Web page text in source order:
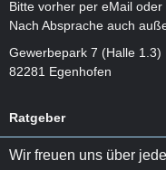
Bitte vorher per eMail
Nach Absprache auch
Gewerbepark 7 (Halle 1.3)
82281 Egenhofen
Ratgeber
Wir freuen uns über